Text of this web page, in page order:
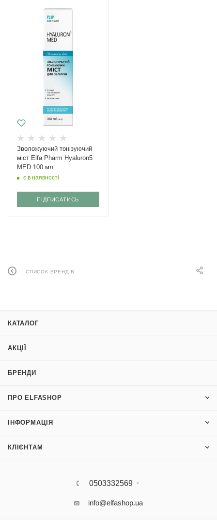
Зволожуючий тонізуючий
міст Elfa Pharm Hyaluron5
MED 100 мл
є в наявності
ПІДПИСАТИСЬ
СПИСОК БРЕНДІВ
КАТАЛОГ
АКЦІЇ
БРЕНДИ
ПРО ELFASHOP
ІНФОРМАЦІЯ
КЛІЄНТАМ
0503332569
info@elfashop.ua